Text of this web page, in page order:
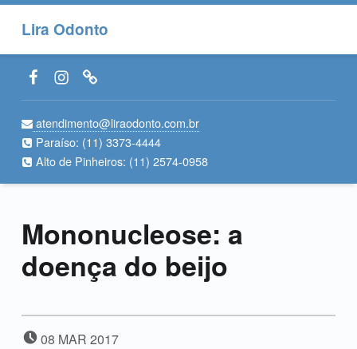
Lira Odonto
Facebook LiraOdonto
Instagram LiraOdonto
Site LiraOdonto
atendimento@liraodonto.com.br
Paraíso: (11) 3373-4444
Alto de Pinheiros: (11) 2574-0958
Mononucleose: a
doença do beijo
POSTED ON:
08 MAR 2017